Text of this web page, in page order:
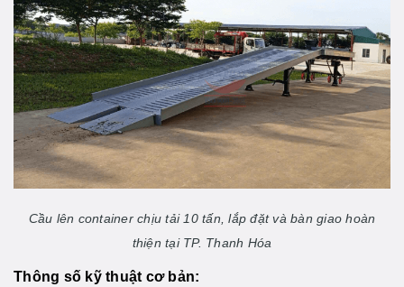
Cầu lên container chịu tải 10 tấn, lắp đặt và bàn giao hoàn
thiện tại TP. Thanh Hóa
Thông số kỹ thuật cơ bản: